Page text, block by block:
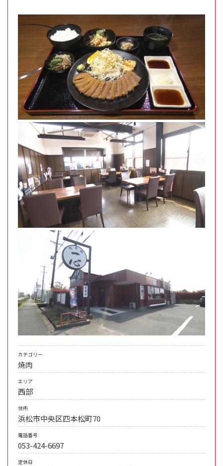
カテゴリー
焼肉
エリア
西部
住所
浜松市中央区四本松町70
電話番号
053-424-6697
定休日